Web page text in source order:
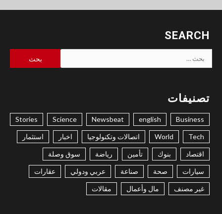
SEARCH
البحث
عن:
تصنيفات
Business
english
Newsbeat
Science
Stories
Tech
World اتصالات وتكنولوجيا اخبار استثمار
اقتصاد بنوك تأمين رياضة سوق وصلة
سيارات صحة صناعة عربي ودولي عقارات
غير مصنف مال وأعمال مقالات